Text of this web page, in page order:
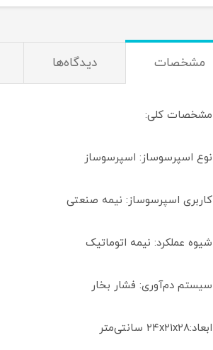
مشخصات دیدگاه‌ها
مشخصات کلی:
نوع اسپرسوساز: اسپرسوساز
کاربری اسپرسوساز: نیمه صنعتی
شیوه عملکرد: نیمه اتوماتیک
سیستم دم‌آوری: فشار بخار
ابعاد:۲۴x۲۱x۲۸ سانتی‌متر